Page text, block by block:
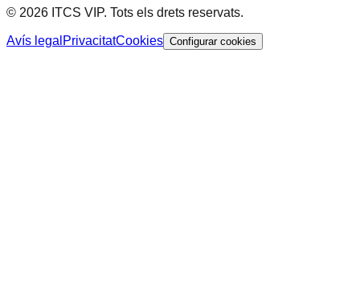
© 2026 ITCS VIP. Tots els drets reservats.
Avís legal PrivacitatCookies Configurar cookies